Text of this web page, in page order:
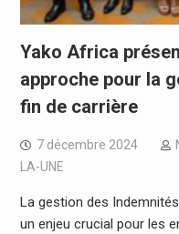
Yako Africa
approche pour la
fin de carrière
7 décembre 2024
LA-UNE
La gestion des
un enjeu crucial pour les